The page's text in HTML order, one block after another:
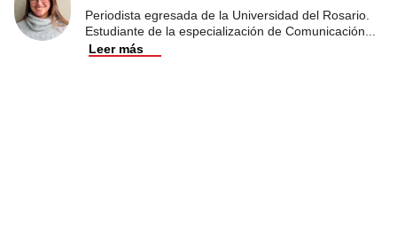
Periodista egresada de la Universidad del Rosario.
Estudiante de la especialización de Comunicación
Leer más